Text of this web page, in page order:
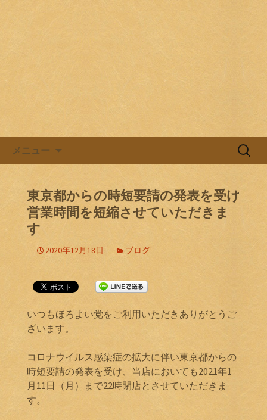
メニュー
検
東京都からの時短要請の発表を受け
営業時間を短縮させていただきま
す
2020年12月18日 ブログ
いつもほろよい党をご利用いただきありがとうご
ざいます。
コロナウイルス感染症の拡大に伴い東京都からの
時短要請の発表を受け、当店においても2021年1
月11日（月）まで22時閉店とさせていただきま
す。